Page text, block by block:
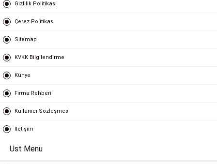
Gizlilik Politikası
Çerez Politikası
Sitemap
KVKK Bilgilendirme
Künye
Firma Rehberi
Kullanıcı Sözleşmesi
İletişim
Ust Menu